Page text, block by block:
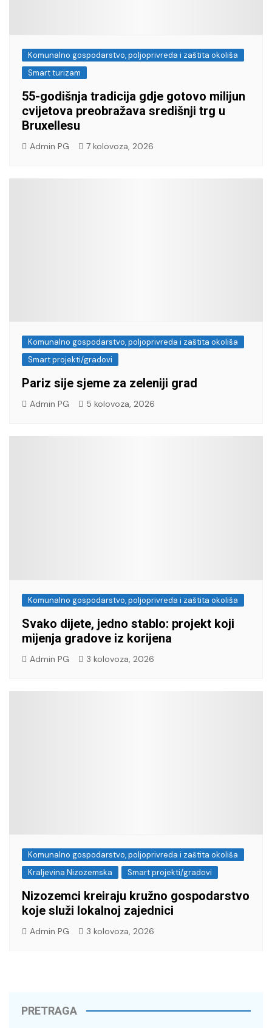
Komunalno gospodarstvo, poljoprivreda i zaštita okoliša
Smart turizam
55-godišnja tradicija gdje gotovo milijun
cvijetova preobražava središnji trg u
Bruxellesu
Admin PG 7 kolovoza, 2026
Komunalno gospodarstvo, poljoprivreda i zaštita okoliša
Smart projekti/gradovi
Pariz sije sjeme za zeleniji grad
Admin PG 5 kolovoza, 2026
Komunalno gospodarstvo, poljoprivreda i zaštita okoliša
Svako dijete, jedno stablo: projekt koji
mijenja gradove iz korijena
Admin PG 3 kolovoza, 2026
Komunalno gospodarstvo, poljoprivreda i zaštita okoliša
Kraljevina Nizozemska
Smart projekti/gradovi
Nizozemci kreiraju kružno gospodarstvo
koje služi lokalnoj zajednici
Admin PG 3 kolovoza, 2026
PRETRAGA